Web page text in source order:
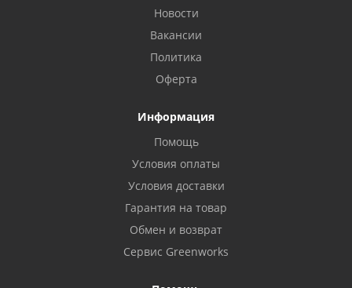
Новости
Вакансии
Политика
Оферта
Информация
Помощь
Условия оплаты
Условия доставки
Гарантия на товар
Обмен и возврат
Сервис Greenworks